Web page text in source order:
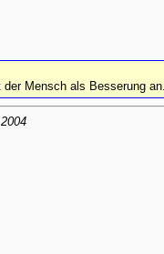
Mensch als Besserung